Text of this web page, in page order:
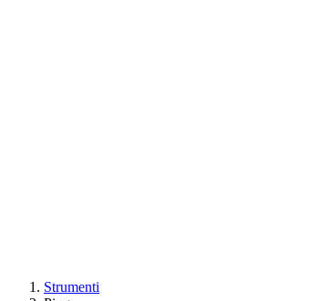
Strumenti